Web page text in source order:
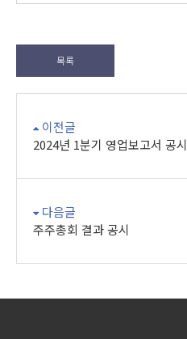
목록
이전글
2024년 1분기 영업보고서 공시
다음글
주주총회 결과 공시